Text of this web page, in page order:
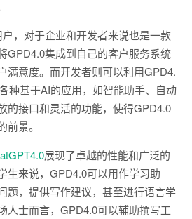
，对于企业和开发者来说也是一款
GPD4.0集成到自己的客户服务系统
满意度。而开发者则可以利用GPD4.
种基于AI的应用，如智能助手、自动
的接口和灵活的功能，使得GPD4.0
景。
展现了卓越的性能和广泛的
生来说，GPD4.0可以用作学习助
题，提供写作建议，甚至进行语言学
人士而言，GPD4.0可以辅助撰写工